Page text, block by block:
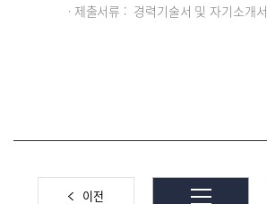
ㆍ제출서류 : 경력기술서 및 자기소개서
이전